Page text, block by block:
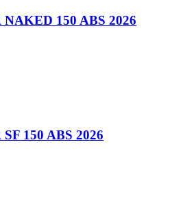
150 ABS 2026
150 ABS 2026